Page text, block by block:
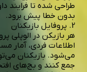
طراحی شده تا فرایند
بدون خطا پیش برود.
2. پروفایل بازیکنان
هر بازیکن در الوپلی
اطلاعات فردی، آمار
می‌شود. بازیکنان
جمع کنند و بج‌های